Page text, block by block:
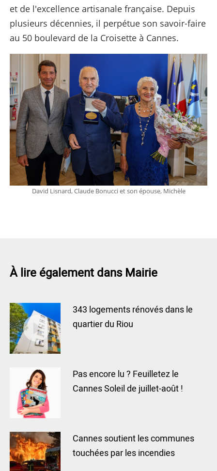
et de l'excellence artisanale française. Depuis
plusieurs décennies, il perpétue son savoir-faire
au 50 boulevard de la Croisette à Cannes.
David Lisnard, Claude Bonucci et son épouse, Michèle
À lire également dans Mairie
343 logements rénovés dans le
quartier du Riou
Pas encore lu ? Feuilletez le
Cannes Soleil de juillet-août !
Cannes soutient les communes
touchées par les incendies